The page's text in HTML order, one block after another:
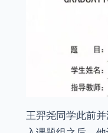
王羿尧同学此前